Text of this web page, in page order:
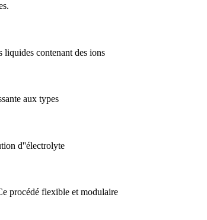
contenant des ions
aux types
d''électrolyte
procédé flexible et modulaire